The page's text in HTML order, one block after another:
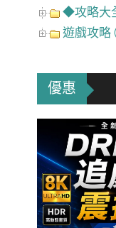
◆攻略大
遊戲攻略
優惠